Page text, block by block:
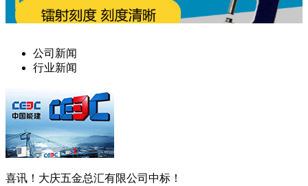
公司新闻
行业新闻
喜讯！大庆五金总汇有限公司中标！